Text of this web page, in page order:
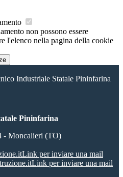
non possono essere
l'elenco nella pagina della cookie
Industriale Statale Pininfarina
Pininfarina
- Moncalieri (TO)
Link per inviare una mail
Link per inviare una mail